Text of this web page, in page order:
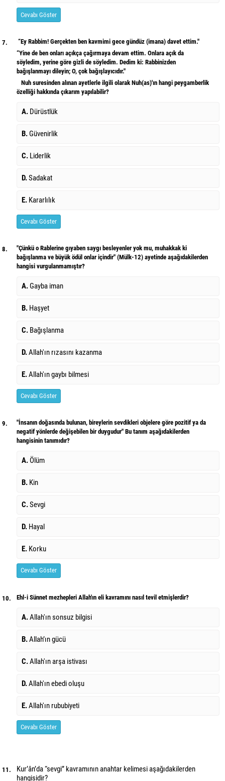
Cevabı Göster
7.
“Ey Rabbim! Gerçekten ben kavmimi gece gündüz (imana) davet ettim."
“Yine de ben onları açıkça çağırmaya devam ettim. Onlara açık da
söyledim, yerine göre gizli de söyledim. Dedim ki: Rabbinizden
bağışlanmayı dileyin; O, çok bağışlayıcıdır."
Nuh suresinden alınan ayetlerle ilgili olarak Nuh(as)'ın hangi peygamberlik
özelliği hakkında çıkarım yapılabilir?
A. Dürüstlük
B.Güvenirlik
C. Liderlik
D.Sadakat
E. Kararlılık
Cevabı Göster
8.
"Çünkü o Rablerine gıyaben saygı besleyenler yok mu, muhakkak ki
bağışlanma ve büyük ödül onlar içindir" (Mülk-12) ayetinde aşağıdakilerden
hangisi vurgulanmamıştır?
A.Gayba iman
B. Haşyet
C. Bağışlanma
D.Allah'ın rızasını kazanma
E.Allah'ın gaybı bilmesi
Cevabı Göster
9.
"İnsanın doğasında bulunan, bireylerin sevdikleri objelere göre pozitif ya da
negatif yönlerde değişebilen bir duygudur" Bu tanım aşağıdakilerden
hangisinin tanımıdır?
A. Ölüm
B. Kin
C.Sevgi
D. Hayal
E. Korku
Cevabı Göster
10. Ehl-i Sünnet mezhepleri Allah'ın eli kavramını nasıl tevil etmişlerdir?
A.Allah'ın sonsuz bilgisi
B.Allah’ın gücü
C.Allah'ın arşa istivası
D.Allah'ın ebedi oluşu
E.Allah'ın rububiyeti
Cevabı Göster
11.
Kur’ân’da “sevgi” kavramının anahtar kelimesi aşağıdakilerden
hangisidir?